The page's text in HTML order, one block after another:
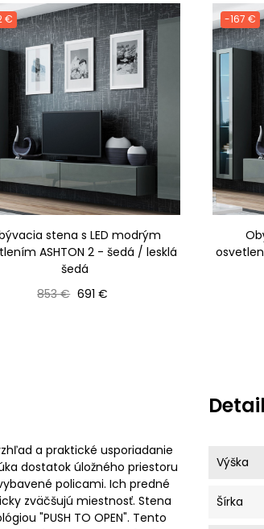
€
stena s LED modrým
ASHTON 2 - šedá / lesklá
šedá
Bežná cena
853 € Cena
691 €
-167 €
a praktické usporiadanie
dostatok úložného priestoru
policami. Ich predné
zväčšujú miestnosť. Stena
"PUSH TO OPEN". Tento
Výška
Šírka